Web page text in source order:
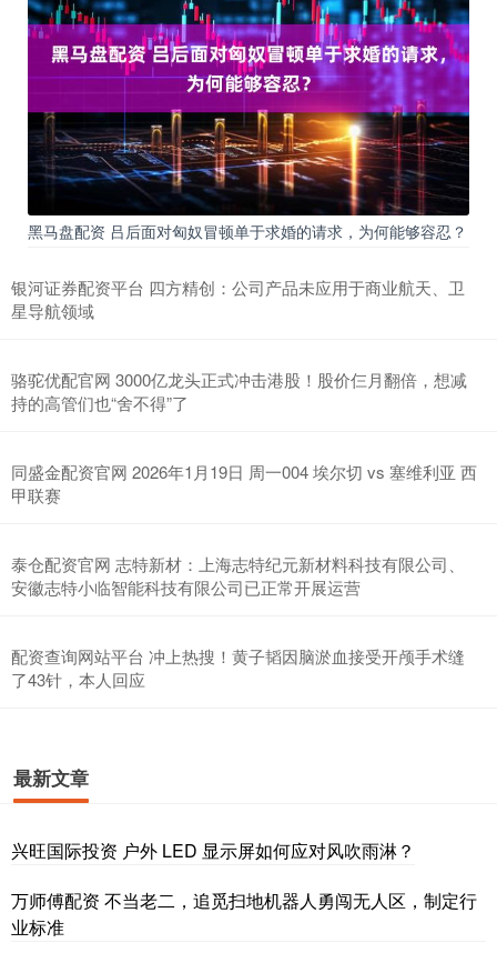
黑马盘配资 吕后面对匈奴冒顿单于求婚的请求，为何能够容忍？
银河证券配资平台 四方精创：公司产品未应用于商业航天、卫
星导航领域
骆驼优配官网 3000亿龙头正式冲击港股！股价仨月翻倍，想减
持的高管们也“舍不得”了
同盛金配资官网 2026年1月19日 周一004 埃尔切 vs 塞维利亚 西
甲联赛
泰仓配资官网 志特新材：上海志特纪元新材料科技有限公司、
安徽志特小临智能科技有限公司已正常开展运营
配资查询网站平台 冲上热搜！黄子韬因脑淤血接受开颅手术缝
了43针，本人回应
最新文章
兴旺国际投资 户外 LED 显示屏如何应对风吹雨淋？
万师傅配资 不当老二，追觅扫地机器人勇闯无人区，制定行
业标准